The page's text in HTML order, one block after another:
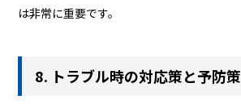
は非常に重要です。
8. トラブル時の対応策と予防策